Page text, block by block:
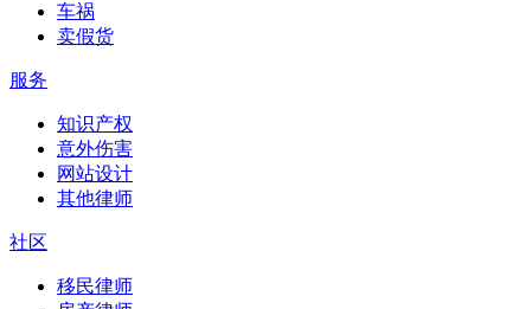
车祸
卖假货
服务
知识产权
意外伤害
网站设计
其他律师
社区
移民律师